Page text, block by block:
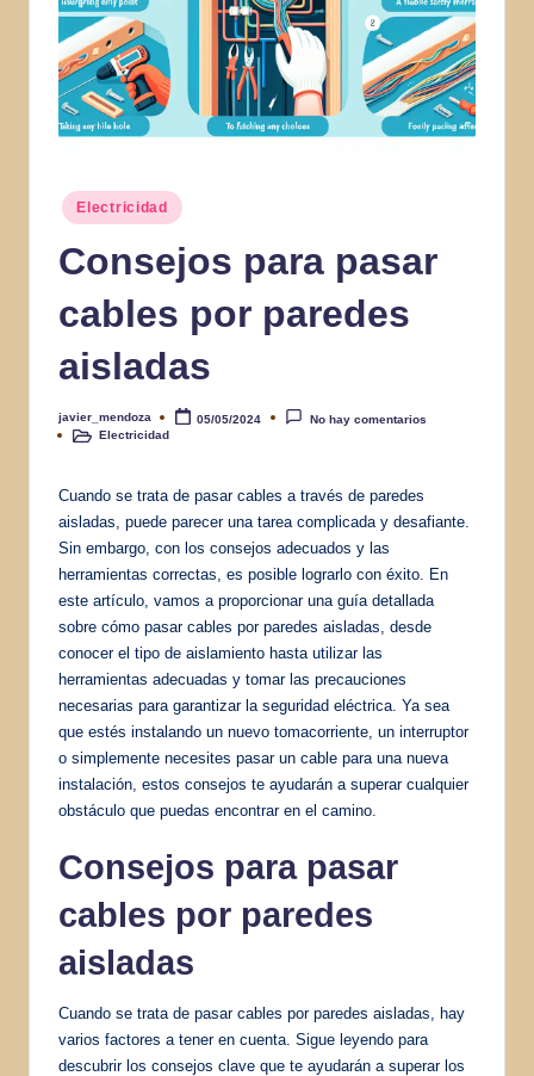
Publicado
en
Electricidad
Consejos para pasar
cables por paredes
aisladas
Publicado
por
javier_mendoza 05/05/2024
No hay comentarios
PublicadoElectricidad
Cuando se trata de pasar cables a través de paredes
aisladas, puede parecer una tarea complicada y desafiante.
Sin embargo, con los consejos adecuados y las
herramientas correctas, es posible lograrlo con éxito. En
este artículo, vamos a proporcionar una guía detallada
sobre cómo pasar cables por paredes aisladas, desde
conocer el tipo de aislamiento hasta utilizar las
herramientas adecuadas y tomar las precauciones
necesarias para garantizar la seguridad eléctrica. Ya sea
que estés instalando un nuevo tomacorriente, un interruptor
o simplemente necesites pasar un cable para una nueva
instalación, estos consejos te ayudarán a superar cualquier
obstáculo que puedas encontrar en el camino.
Consejos para pasar
cables por paredes
aisladas
Cuando se trata de pasar cables por paredes aisladas, hay
varios factores a tener en cuenta. Sigue leyendo para
descubrir los consejos clave que te ayudarán a superar los